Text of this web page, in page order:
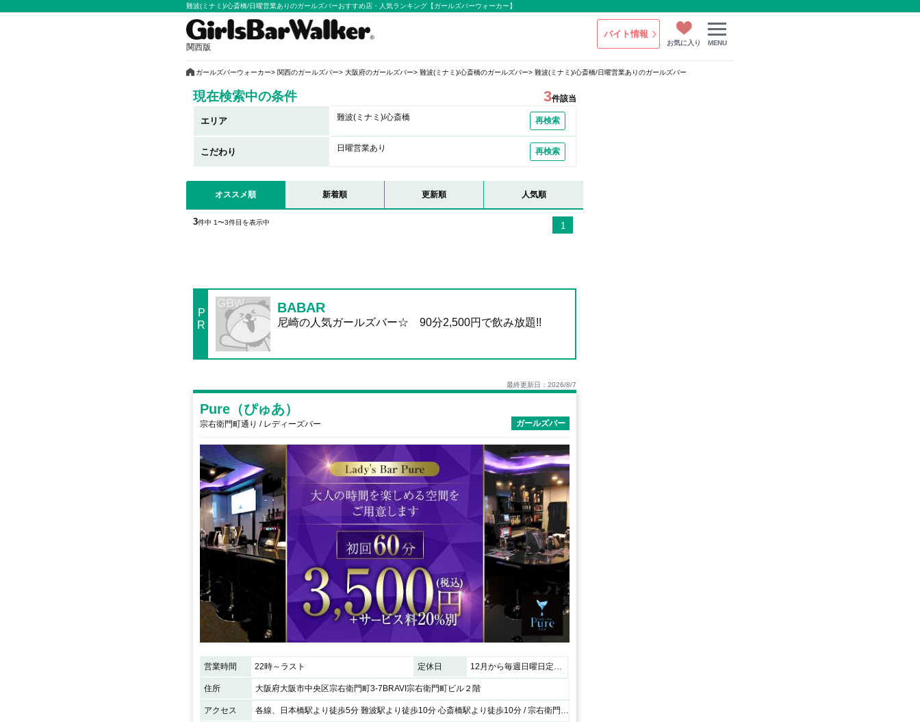
難波(ミナミ)/心斎橋/日曜営業ありのガールズバーおすすめ店・人気ランキング【ガールズバーウォーカー】
関西版
バイト情報
お気に入り MENU
ガールズバーウォーカー 関西のガールズバー 大阪府のガールズバー 難波(ミナミ)/心斎橋のガールズバー 難波(ミナミ)/心斎橋/日曜営業ありのガールズバー
現在検索中の条件 3件該当
エリア 難波(ミナミ)/心斎橋 再検索
こだわり 日曜営業あり 再検索
オススメ順 新着順 更新順 人気順
3件中 1〜3件目を表示中 1
P
R
BABAR
尼崎の人気ガールズバー☆ 90分2,500円で飲み放題!!
最終更新日：2026/8/7
Pure（ぴゅあ）
宗右衛門町通り / レディーズバー ガールズバー
営業時間 22時～ラスト 定休日 12月から毎週日曜日定休日 臨時休業日1月4、5、6日
住所 大阪府大阪市中央区宗右衛門町3-7BRAVI宗右衛門町ビル２階
アクセス 各線、日本橋駅より徒歩5分 難波駅より徒歩10分 心斎橋駅より徒歩10分 / 宗右衛門町通り BRAVI宗右衛門町ビル２階